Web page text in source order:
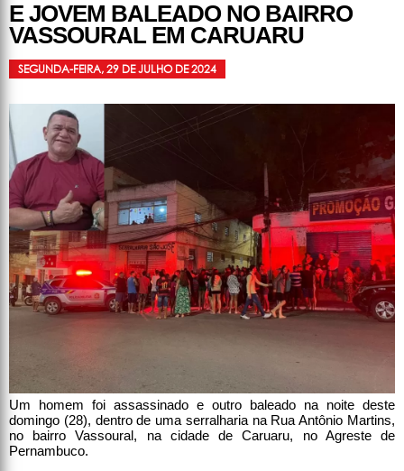
E JOVEM BALEADO NO BAIRRO
VASSOURAL EM CARUARU
SEGUNDA-FEIRA, 29 DE JULHO DE 2024
Um homem foi assassinado e outro baleado na noite deste
domingo (28), dentro de uma serralharia na Rua Antônio Martins,
no bairro Vassoural, na cidade de Caruaru, no Agreste de
Pernambuco.